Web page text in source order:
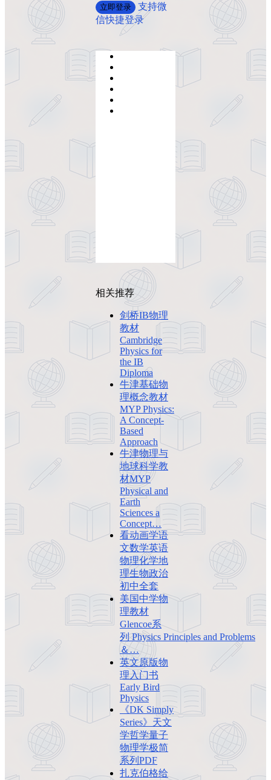
立即登录
支持微
信快捷登录
相关推荐
剑桥IB物理
教材
Cambridge
Physics for
the IB
Diploma
牛津基础物
理概念教材
MYP Physics:
A Concept-
Based
Approach
牛津物理与
地球科学教
材MYP
Physical and
Earth
Sciences a
Concept…
看动画学语
文数学英语
物理化学地
理生物政治
初中全套
美国中学物
理教材
Glencoe系
列 Physics Principles and Problems
＆…
英文原版物
理入门书
Early Bird
Physics
《DK Simply
Series》天文
学哲学量子
物理学极简
系列PDF
扎克伯格给